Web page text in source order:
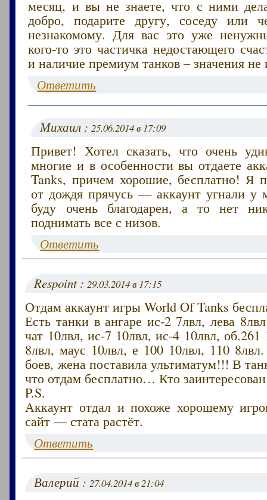
месяц, и вы не знаете, что с ними
добро, подарите другу, соседу или
незнакомому. Для вас это уже
кого-то это частичка недостающего
и наличие премиум танков – значения не
Ответить
Михаил :25.06.2014 в 17:09
Привет! Хотел сказать, что очень
многие и в особенности вы отдаете
Tanks, причем хорошие, бесплатно! Я
от дождя прячусь — аккаунт угнали у
буду очень благодарен, а то нет
поднимать все с низов.
Ответить
Respoint :29.03.2014 в 17:15
Отдам аккаунт игры World Of Tanks
Есть танки в ангаре ис-2 7лвл, лева
чат 10лвл, ис-7 10лвл, ис-4 10лвл,
8лвл, маус 10лвл, е 100 10лвл, 110
боев, жена поставила ультиматум!!! В
что отдам бесплатно… Кто
P.S.
Аккаунт отдал и похоже хорошему
сайт — стата растёт.
Ответить
Валерий :27.04.2014 в 21:04